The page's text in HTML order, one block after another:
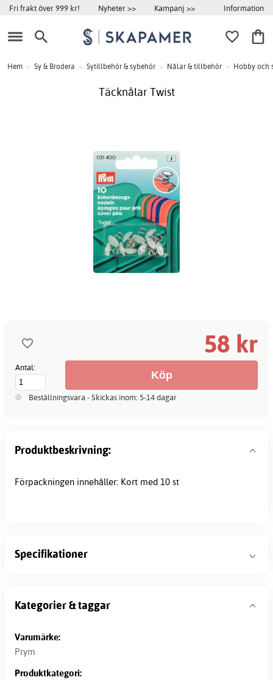
Fri frakt över 999 kr! Nyheter >> Kampanj >> Information
Hem > Sy & Brodera > Sytillbehör & sybehör > Nålar & tillbehör > Hobby och
Täcknålar Twist
58 kr
Antal:
Beställningsvara - Skickas inom: 5-14 dagar
Produktbeskrivning:
Förpackningen innehåller: Kort med 10 st
Specifikationer
Kategorier & taggar
Varumärke:
Prym
Produktkategori: